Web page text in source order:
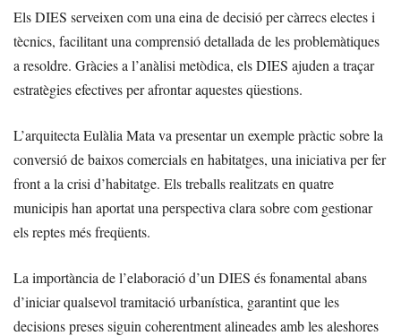
Els DIES serveixen com una eina de decisió per càrrecs electes i
tècnics, facilitant una comprensió detallada de les problemàtiques
a resoldre. Gràcies a l’anàlisi metòdica, els DIES ajuden a traçar
estratègies efectives per afrontar aquestes qüestions.
L’arquitecta Eulàlia Mata va presentar un exemple pràctic sobre la
conversió de baixos comercials en habitatges, una iniciativa per fer
front a la crisi d’habitatge. Els treballs realitzats en quatre
municipis han aportat una perspectiva clara sobre com gestionar
els reptes més freqüents.
La importància de l’elaboració d’un DIES és fonamental abans
d’iniciar qualsevol tramitació urbanística, garantint que les
decisions preses siguin coherentment alineades amb les aleshores